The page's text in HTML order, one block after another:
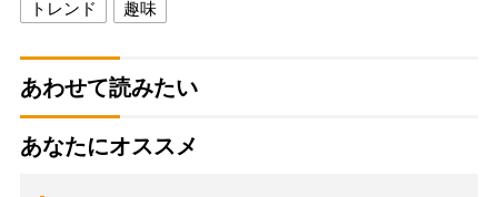
トレンド 趣味
あわせて読みたい
あなたにオススメ